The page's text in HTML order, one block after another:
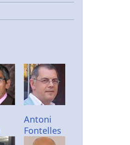
Antoni
Fontelles